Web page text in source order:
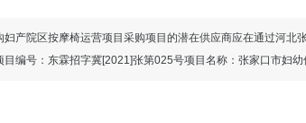
产院区按摩椅运营项目采购项目的潜在供应商应在通过河
编号：东霖招字冀[2021]张第025号项目名称：张家口市妇